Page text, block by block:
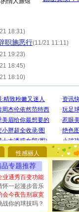
18:31)
职施恶行(11/21 11:11)
19:23)
18:45)
18:10)
性感丽人
品专题推荐
业通秀百变功能
怀一起漫步音乐
会今夜告别寂寞
战你的球技吗？
[圣诞节]
你太多，
要平安！
[圣诞节]
能正大光
都要快乐
[圣诞节]
如意,快
[元旦]看